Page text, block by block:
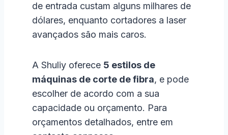
de entrada custam alguns milhares de
dólares, enquanto cortadores a laser
avançados são mais caros.
A Shuliy oferece 5 estilos de
máquinas de corte de fibra, e pode
escolher de acordo com a sua
capacidade ou orçamento. Para
orçamentos detalhados, entre em